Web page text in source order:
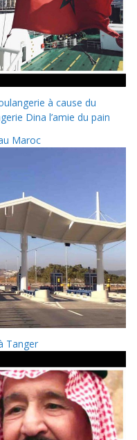
à cause du
Maroc
Tanger